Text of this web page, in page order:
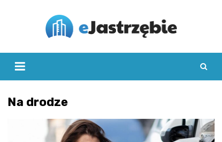
Na drodze